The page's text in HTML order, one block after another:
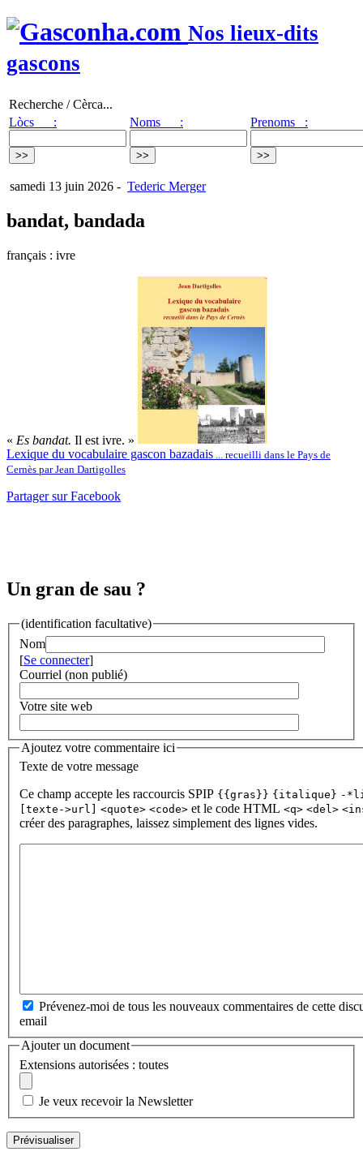
Nos lieux-dits
gascons
Recherche / Cèrca...
Lòcs :
Noms : Prenoms :
samedi 13 juin 2026 - Tederic Merger
bandat, bandada
français : ivre
« Es bandat. Il est ivre. »
Lexique du vocabulaire gascon bazadais ... recueilli dans le Pays de
Cernès par Jean Dartigolles
Partager sur Facebook
Un gran de sau ?
(identification facultative)
Nom
[Se connecter]
Courriel (non publié)
Votre site web
Ajoutez votre commentaire ici
Texte de votre message
Ce champ accepte les raccourcis SPIP {{gras}} {italique} -
[texte->url]
<quote> <code> et le code HTML <q> <del>
créer des paragraphes, laissez simplement des lignes vides.
Prévenez-moi de tous les nouveaux commentaires de cette
email
Ajouter un document
Extensions autorisées : toutes
Je veux recevoir la Newsletter